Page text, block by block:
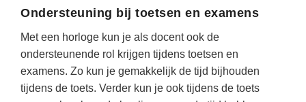
Eerste wereldoorlog
Evolutieleer
Feest- en Gedenkdagen
Godsdienstonderwijs
Rekenen
Sociale vaardigheden
Taalvaardigheid
Vakoverstijgend
Ondersteuning bij toetsen en examens
Met een horloge kun je als docent ook de
ondersteunende rol krijgen tijdens toetsen en
examens. Zo kun je gemakkelijk de tijd bijhouden
tijdens de toets. Verder kun je ook tijdens de toets